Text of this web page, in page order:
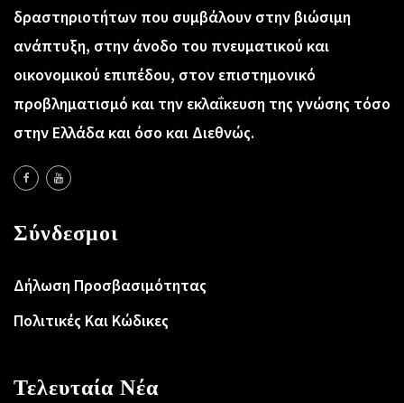
δραστηριοτήτων που συμβάλουν στην βιώσιμη
ανάπτυξη, στην άνοδο του πνευματικού και
οικονομικού επιπέδου, στον επιστημονικό
προβληματισμό και την εκλαΐκευση της γνώσης τόσο
στην Ελλάδα και όσο και Διεθνώς.
Σύνδεσμοι
Δήλωση Προσβασιμότητας
Πολιτικές Και Κώδικες
Τελευταία Νέα